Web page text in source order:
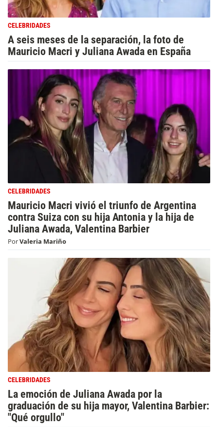
CELEBRIDADES
A seis meses de la separación, la foto de
Mauricio Macri y Juliana Awada en España
CELEBRIDADES
Mauricio Macri vivió el triunfo de Argentina
contra Suiza con su hija Antonia y la hija de
Juliana Awada, Valentina Barbier
PorValeria Mariño
CELEBRIDADES
La emoción de Juliana Awada por la
graduación de su hija mayor, Valentina Barbier:
"Qué orgullo"